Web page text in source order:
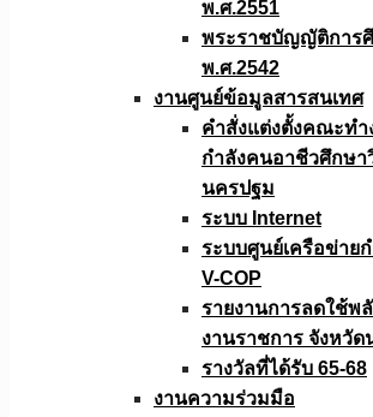
พ.ศ.2551
พระราชบัญญัติการ
พ.ศ.2542
งานศูนย์ข้อมูลสารสนเทศ
คำสั่งแต่งตั้งคณะทำ
กำลังคนอาชีวศึกษา
นครปฐม
ระบบ Internet
ระบบศูนย์เครือข่าย
V-COP
รายงานการลดใช้พ
งานราชการ จังหวัด
รางวัลที่ได้รับ 65-68
งานความร่วมมือ